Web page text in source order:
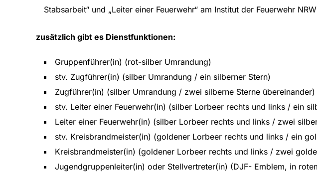
Stabsarbeit“ und „Leiter einer Feuerwehr“ am Institut der Feuerwehr
zusätzlich gibt es Dienstfunktionen:
Gruppenführer(in) (rot-silber Umrandung)
stv. Zugführer(in) (silber Umrandung / ein silberner Stern)
Zugführer(in) (silber Umrandung / zwei silberne Sterne übereinander)
stv. Leiter einer Feuerwehr(in) (silber Lorbeer rechts und links / ein
Leiter einer Feuerwehr(in) (silber Lorbeer rechts und links / zwei
stv. Kreisbrandmeister(in) (goldener Lorbeer rechts und links / ein
Kreisbrandmeister(in) (goldener Lorbeer rechts und links / zwei
Jugendgruppenleiter(in) oder Stellvertreter(in) (DJF- Emblem, in